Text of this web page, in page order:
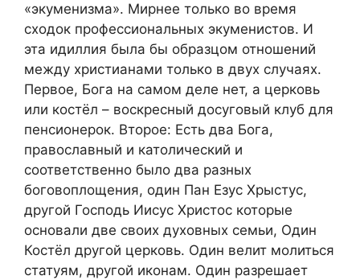
«экуменизма». Мирнее только во время
сходок профессиональных экуменистов. И
эта идиллия была бы образцом отношений
между христианами только в двух случаях.
Первое, Бога на самом деле нет, а церковь
или костёл – воскресный досуговый клуб для
пенсионерок. Второе: Есть два Бога,
православный и католический и
соответственно было два разных
боговоплощения, один Пан Езус Хрыстус,
другой Господь Иисус Христос которые
основали две своих духовных семьи, Один
Костёл другой церковь. Один велит молиться
статуям, другой иконам. Один разрешает